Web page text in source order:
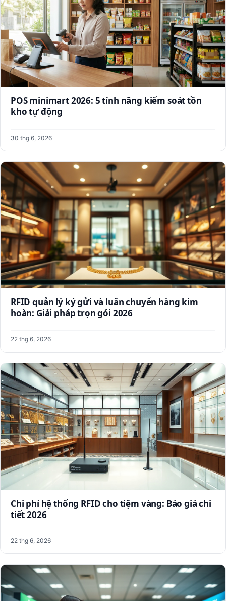
POS minimart 2026: 5 tính năng kiểm soát tồn
kho tự động
30 thg 6, 2026
RFID quản lý ký gửi và luân chuyển hàng kim
hoàn: Giải pháp trọn gói 2026
22 thg 6, 2026
Chi phí hệ thống RFID cho tiệm vàng: Báo giá chi
tiết 2026
22 thg 6, 2026